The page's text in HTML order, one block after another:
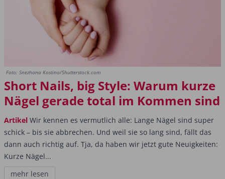
Foto: Snezhana Kostina/Shutterstock.com
Short Nails, big Style: Warum kurze
Nägel gerade total im Kommen sind
Artikel Wir kennen es vermutlich alle: Lange Nägel sind super
schick – bis sie abbrechen. Und weil sie so lang sind, fällt das
dann auch richtig auf. Tja, da haben wir jetzt gute Neuigkeiten:
Kurze Nägel...
mehr lesen